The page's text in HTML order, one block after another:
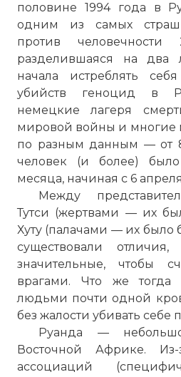
половине 1994 года в
одним из самых
против
разделившаяся на
начала истреблять
убийств геноцид в
немецкие лагеря
мировой войны и многие
по разным данным — от
человек (и более)
месяца, начиная с 6
Между
Тутси (жертвами — их
Хуту (палачами — их было
существовали
значительные, чтобы
врагами. Что же
людьми почти одной
без жалости убивать себе
Руанда —
Восточной Африке.
ассоциаций